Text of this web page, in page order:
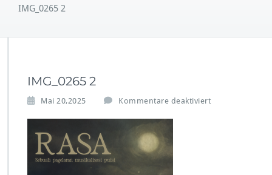
IMG_0265 2
IMG_0265 2
Mai 20,2025 Kommentare deaktiviert